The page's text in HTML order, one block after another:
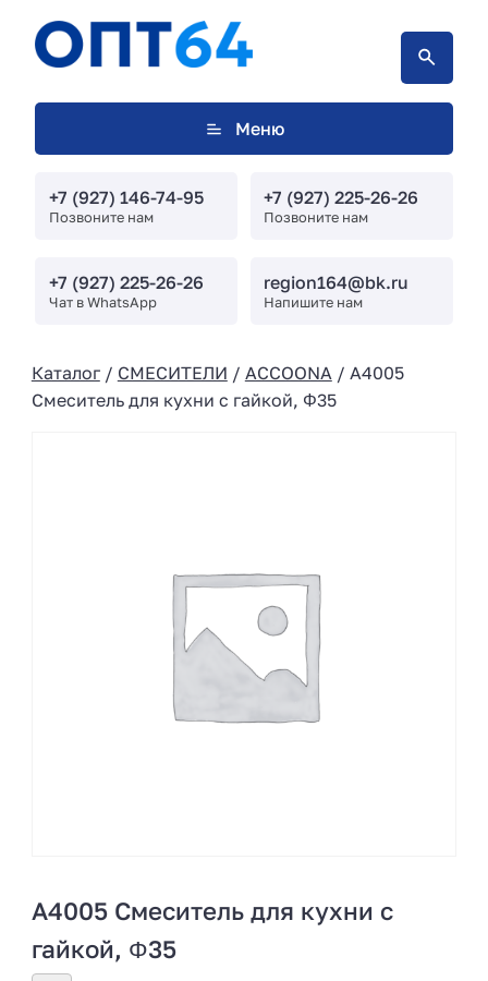
Меню
+7 (927) 146-74-95
Позвоните нам
+7 (927) 225-26-26
Позвоните нам
+7 (927) 225-26-26
Чат в WhatsApp
region164@bk.ru
Напишите нам
Каталог/ СМЕСИТЕЛИ / ACCOONA / A4005
Смеситель для кухни с гайкой, Φ35
A4005 Смеситель для кухни с
гайкой, Φ35